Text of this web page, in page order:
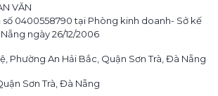
VĂN
0400558790 tại Phòng kinh doanh- Sở kế
ngày 26/12/2006
Phường An Hải Bắc, Quận Sơn Trà, Đà Nẵng
Sơn Trà, Đà Nẵng